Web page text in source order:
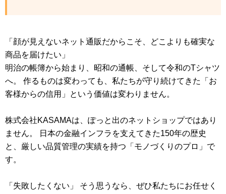
「顔が見えないネット通販だからこそ、どこよりも確実な
商品を届けたい」
明治の帳簿から始まり、昭和の通帳、そして令和のTシャツ
へ。 作るものは変わっても、私たちが守り続けてきた「お
客様からの信用」という価値は変わりません。
株式会社KASAMAは、ぽっと出のネットショップではあり
ません。 日本の金融インフラを支えてきた150年の歴史
と、厳しい品質管理の実績を持つ「モノづくりのプロ」で
す。
「失敗したくない」 そう思うなら、ぜひ私たちにお任せく